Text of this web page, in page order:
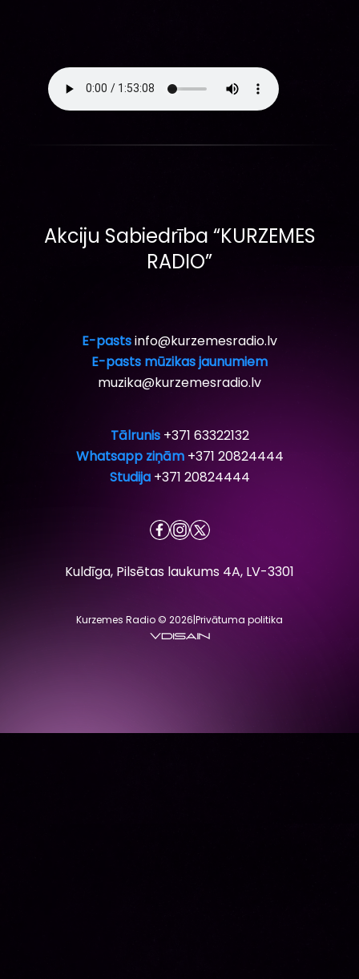
Akciju Sabiedrība “KURZEMES
RADIO”
E-pastsinfo@kurzemesradio.lv
E-pasts mūzikas jaunumiem
muzika@kurzemesradio.lv
Tālrunis +371 63322132
Whatsapp ziņām +371 20824444
Studija +371 20824444
Kuldīga, Pilsētas laukums 4A, LV-3301
Kurzemes Radio © 2026|Privātuma politika